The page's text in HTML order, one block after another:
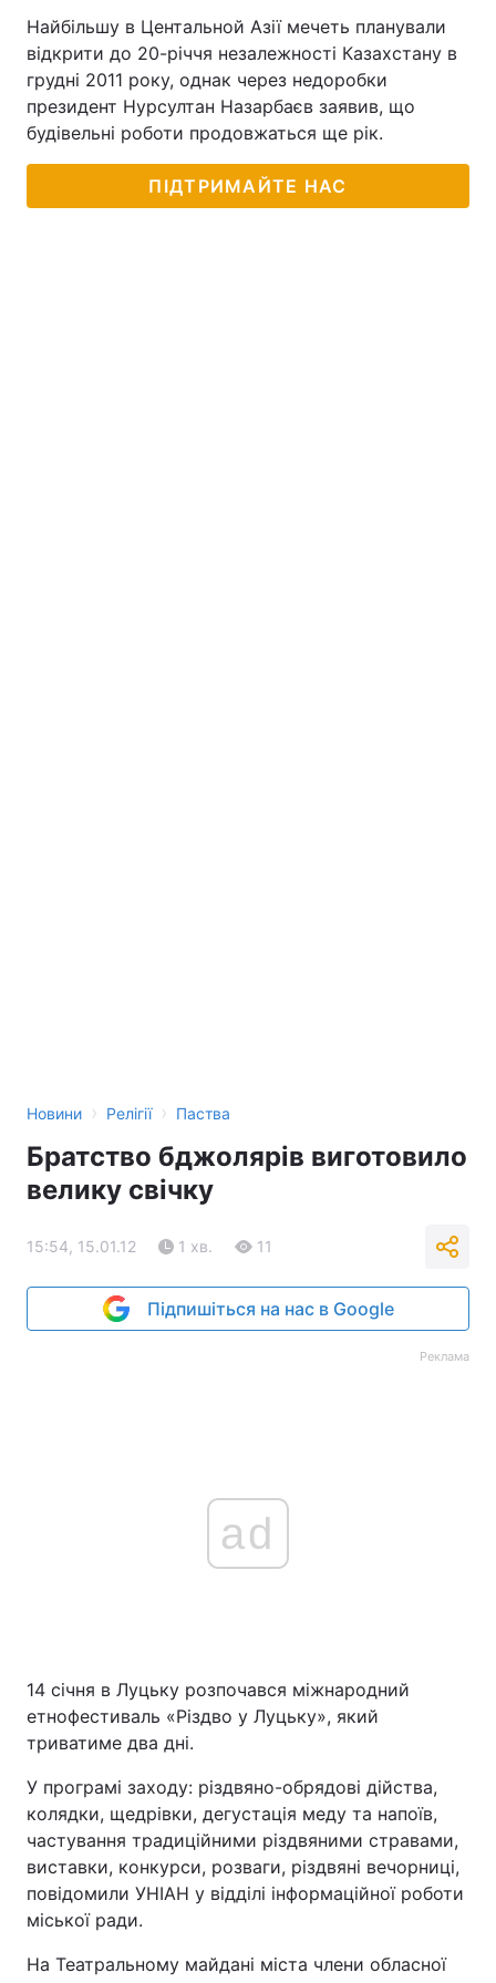
Найбільшу в Центальной Азії мечеть планували
відкрити до 20-річчя незалежності Казахстану в
грудні 2011 року, однак через недоробки
президент Нурсултан Назарбаєв заявив, що
будівельні роботи продовжаться ще рік.
ПІДТРИМАЙТЕ НАС
Новини › Релігії › Паства
Братство бджолярів виготовило
велику свічку
15:54, 15.01.12 1 хв. 11
Підпишіться на нас в Google
Реклама
ad
14 січня в Луцьку розпочався міжнародний
етнофестиваль «Різдво у Луцьку», який
триватиме два дні.
У програмі заходу: різдвяно-обрядові дійства,
колядки, щедрівки, дегустація меду та напоїв,
частування традиційними різдвяними стравами,
виставки, конкурси, розваги, різдвяні вечорниці,
повідомили УНІАН у відділі інформаційної роботи
міської ради.
На Театральному майдані міста члени обласної